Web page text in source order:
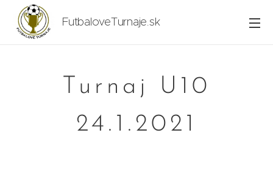
FutbaloveTurnaje.sk
Turnaj U10
24.1.2021